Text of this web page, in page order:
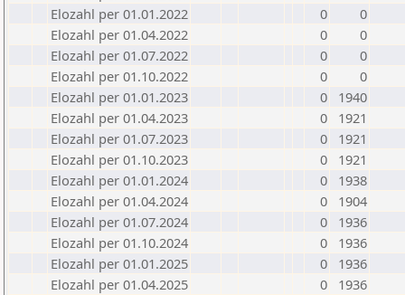
Elozahl per 01.01.2022
0
0
Elozahl per 01.04.2022
0
0
Elozahl per 01.07.2022
0
0
Elozahl per 01.10.2022
0
0
Elozahl per 01.01.2023
0
1940
Elozahl per 01.04.2023
0
1921
Elozahl per 01.07.2023
0
1921
Elozahl per 01.10.2023
0
1921
Elozahl per 01.01.2024
0
1938
Elozahl per 01.04.2024
0
1904
Elozahl per 01.07.2024
0
1936
Elozahl per 01.10.2024
0
1936
Elozahl per 01.01.2025
0
1936
Elozahl per 01.04.2025
0
1936